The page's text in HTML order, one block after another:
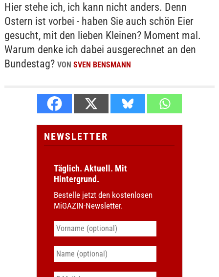
Hier stehe ich, ich kann nicht anders. Denn
Ostern ist vorbei - haben Sie auch schön Eier
gesucht, mit den lieben Kleinen? Moment mal.
Warum denke ich dabei ausgerechnet an den
Bundestag? VON SVEN BENSMANN
NEWSLETTER
Täglich. Aktuell. Mit
Hintergrund.
Bestelle jetzt den kostenlosen
MiGAZIN-Newsletter.